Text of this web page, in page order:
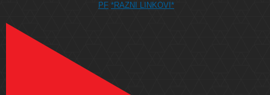
PF *RAZNI LINKOVI*